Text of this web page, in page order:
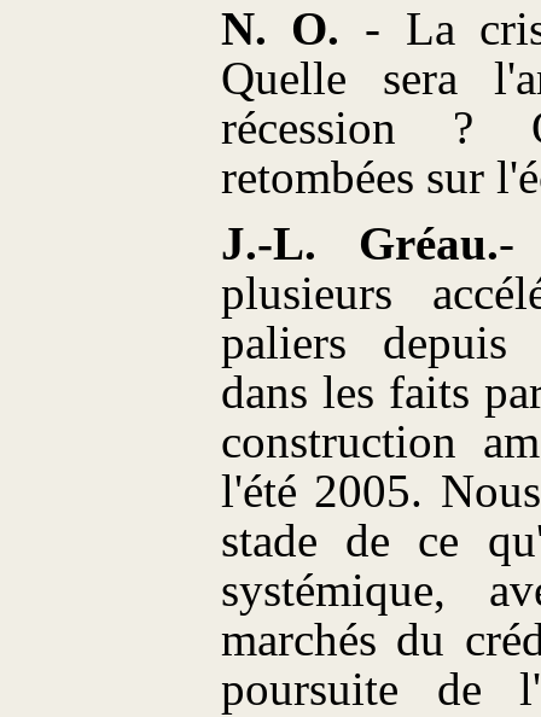
N. O. - La
Quelle sera
récession ?
retombées sur
J.-L. Gréau.-
plusieurs
paliers depuis
dans les faits
construction
l'été 2005.
stade de ce
systémique,
marchés du
poursuite de